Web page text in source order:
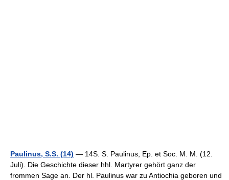
Paulinus, S.S. (14) — 14S. S. Paulinus, Ep. et Soc. M. M. (12.
Juli). Die Geschichte dieser hhl. Martyrer gehört ganz der
frommen Sage an. Der hl. Paulinus war zu Antiochia geboren und